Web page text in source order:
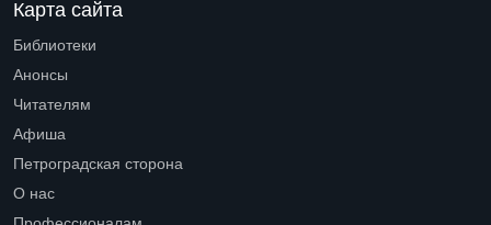
Карта сайта
Библиотеки
Анонсы
Читателям
Афиша
Петроградская сторона
О нас